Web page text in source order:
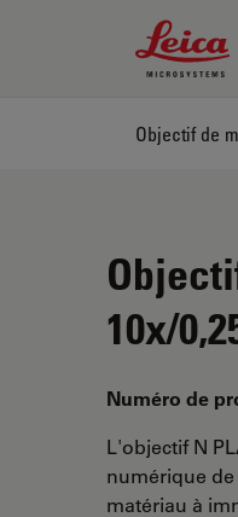
Leica
Objectif de
10x/
Numéro de
L'objectif N
numérique
matériau à